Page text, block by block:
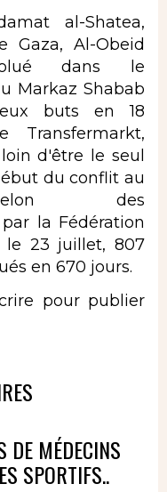
al-Shatea,
Gaza, Al-Obeid
dans le
Markaz Shabab
buts en 18
Transfermarkt,
d'être le seul
du conflit au
des
la Fédération
le 23 juillet, 807
en 670 jours.
pour publier
DE MÉDECINS
SPORTIFS..